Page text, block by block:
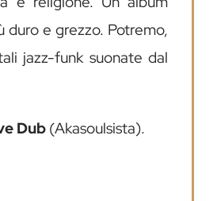
duro e grezzo. Potremo,
jazz-funk suonate dal
Dub (Akasoulsista).